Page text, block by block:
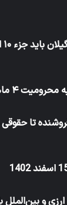
۴ ماهه
تا
و بین‌الملل